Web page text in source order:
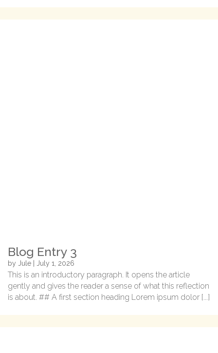
Blog Entry 3
by Jule July 1, 2026
This is an introductory paragraph. It opens the article
gently and gives the reader a sense of what this reflection
is about. ## A first section heading Lorem ipsum dolor [...]